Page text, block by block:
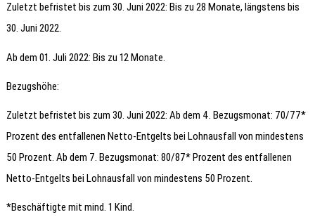
Zuletzt befristet bis zum 30. Juni 2022: Bis zu 28 Monate, längstens bis
30. Juni 2022.
Ab dem 01. Juli 2022: Bis zu 12 Monate.
Bezugshöhe:
Zuletzt befristet bis zum 30. Juni 2022: Ab dem 4. Bezugsmonat: 70/77*
Prozent des entfallenen Netto-Entgelts bei Lohnausfall von mindestens
50 Prozent. Ab dem 7. Bezugsmonat: 80/87* Prozent des entfallenen
Netto-Entgelts bei Lohnausfall von mindestens 50 Prozent.
*Beschäftigte mit mind. 1 Kind.